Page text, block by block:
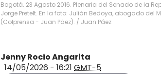
Bogotá. 23 Agosto 2016. Plenaria del Senado de la
Jorge Pretelt. En la foto: Julián Bedoya, abogado del
(Colprensa - Juan Páez). / Juan Páez
Jenny Rocio Angarita
14/05/2026 - 16:21 GMT-5